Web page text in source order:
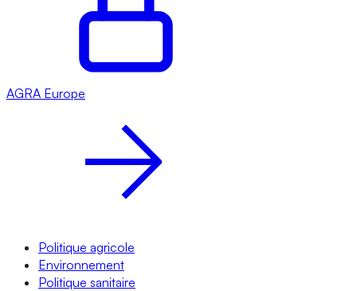
AGRA Europe
Politique agricole
Environnement
Politique sanitaire